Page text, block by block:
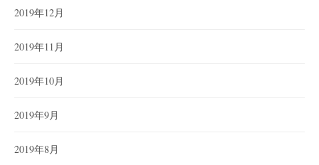
2019年12月
2019年11月
2019年10月
2019年9月
2019年8月